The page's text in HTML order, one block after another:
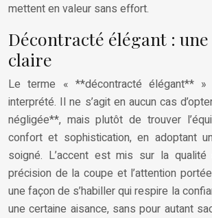
mettent en valeur sans effort.
Décontracté élégant :
claire
Le terme « **décontracté élégant**
interprété. Il ne s’agit en aucun cas
négligée**, mais plutôt de trouver
confort et sophistication, en adoptant
soigné. L’accent est mis sur la qualité
précision de la coupe et l’attention
une façon de s’habiller qui respire la
une certaine aisance, sans pour autant